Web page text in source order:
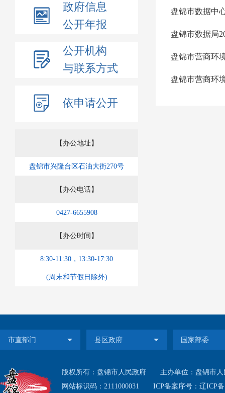
政府信息
公开年报
公开机构
与联系方式
依申请公开
【办公地址】
盘锦市兴隆台区石油大街270号
【办公电话】
0427-6655908
【办公时间】
8:30-11:30，13:30-17:30
(周末和节假日除外)
盘锦市数据中
盘锦市数据局
盘锦市营商环
盘锦市营商环
版权所有：盘锦市人民政府
主办单位：盘锦市
网站标识码：2111000031
ICP备案序号： 辽ICP